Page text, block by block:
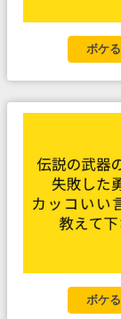
ボケる
ボケる